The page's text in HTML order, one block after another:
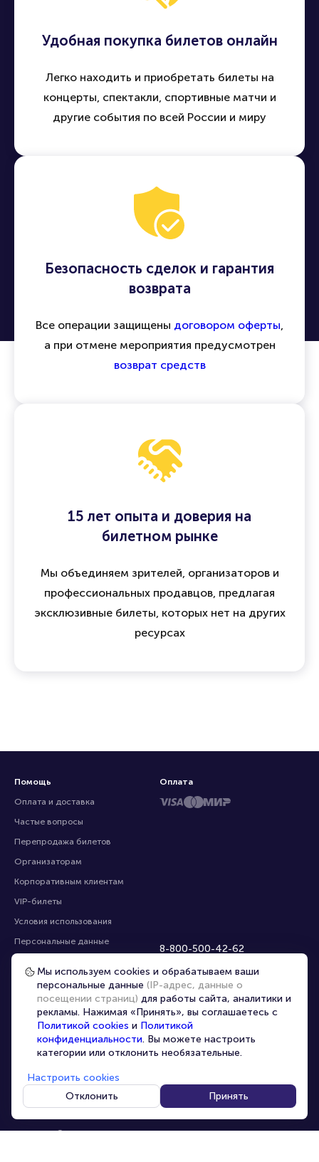
Удобная покупка билетов онлайн
Легко находить и приобретать билеты на
концерты, спектакли, спортивные матчи и
другие события по всей России и миру
Безопасность сделок и гарантия
возврата
Все операции защищены договором оферты,
а при отмене мероприятия предусмотрен
возврат средств
15 лет опыта и доверия на
билетном рынке
Мы объединяем зрителей, организаторов и
профессиональных продавцов, предлагая
эксклюзивные билеты, которых нет на других
ресурсах
Помощь
Оплата и доставка
Частые вопросы
Перепродажа билетов
Организаторам
Корпоративным клиентам
VIP-билеты
Условия использования
Персональные данные
Контакты
Карта сайта
Управление cookies
8-800-500-42-62
info@portalbilet.ru
С 10:00 до 21:00,
звонок бесплатный
Все площадки
Оплата
Главная Москва
© 2020 - 2026 portalbilet.ru Все права защищены
Мы используем cookies и обрабатываем ваши
персональные данные (IP-адрес, данные о
посещении страниц) для работы сайта, аналитики и
рекламы. Нажимая «Принять», вы соглашаетесь с
Политикой cookies и Политикой
конфиденциальности. Вы можете настроить
категории или отклонить необязательные.
Настроить cookies
Отклонить
Принять